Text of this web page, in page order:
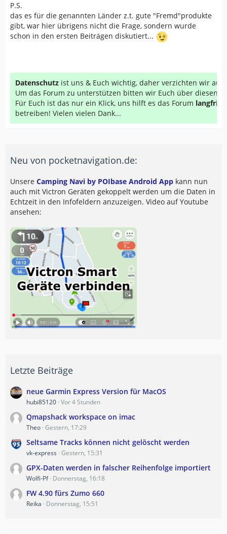
P.S.
das es für die genannten Länder z.t. gute "Fremd"produkte
gibt, war hier übrigens nicht die Frage, sondern wurde
schon in den ersten Beiträgen diskutiert...
Datenschutz ist uns & Euch wichtig, daher verzichten wir auf
Um das Forum zu unterstützen bitten wir Euch über diesen
Für Euch ist das nur ein Klick, uns hilft es das Forum
betreiben! Vielen vielen Dank...
Neu von pocketnavigation.de:
Unsere Camping Navi by POIbase Android App kann nun
auch mit Victron Geräten gekoppelt werden um die Daten in
Echtzeit in den Infofeldern anzuzeigen. Video auf Youtube
ansehen:
Letzte Beiträge
neue Garmin Express Version für MacOS
hubi85120 Vor 4 Stunden
Qmapshack workspace on imac
Theo Gestern, 17:29
Seltsame Tracks können nicht gelöscht werden
vk-express Gestern, 15:31
GPX-Daten werden in falscher Reihenfolge importiert
Wolfi-Pf Donnerstag, 16:18
FW 4.90 fürs Zumo 660
Reika Donnerstag, 15:51